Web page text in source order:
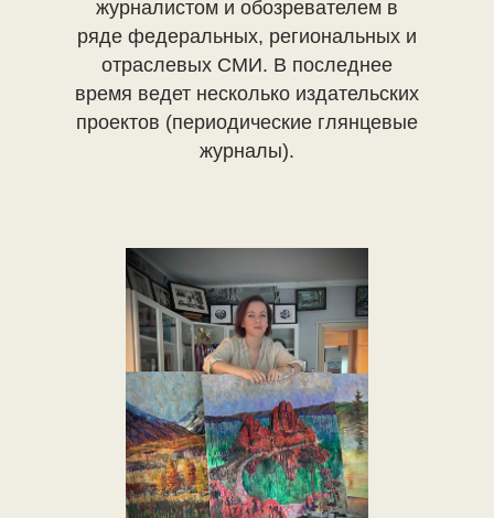
журналистом и обозревателем в
ряде федеральных, региональных и
отраслевых СМИ. В последнее
время ведет несколько издательских
проектов (периодические глянцевые
журналы).